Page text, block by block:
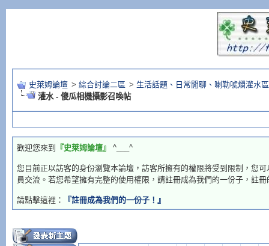
史萊姆論壇 > 綜合討論二區 > 生活話題、日常閒聊、喇勒唬爛灌水區
灌水 - 傻瓜相機攝影召喚帖
歡迎您來到 『史萊姆論壇』 ^___^
您目前正以訪客的身份瀏覽本論壇，訪客所擁有的權限將受到限制，您
員交流。若您希望擁有完整的使用權限，請註冊成為我們的一份子，註
請點擊這裡： 『註冊成為我們的一份子！』